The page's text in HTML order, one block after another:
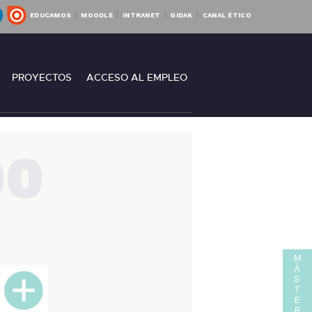
EDUCAMOS | MOODLE | INTRANET | GIDAK | CANAL ÉTICO
PROYECTOS ACCESO AL EMPLEO
M
Á
S
T
E